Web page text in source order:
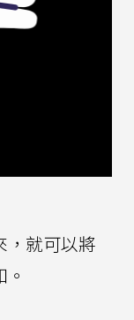
，就可以將